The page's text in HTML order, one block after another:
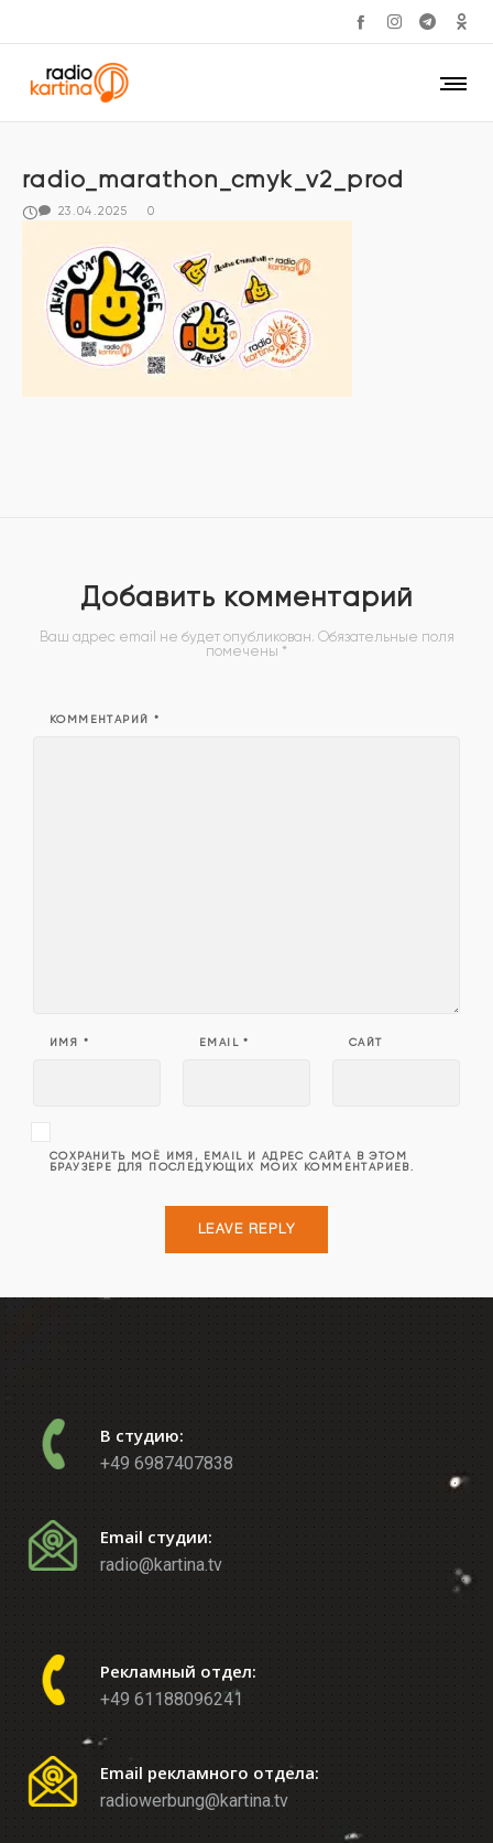
radio_marathon_cmyk_v2_prod
23.04.2025 0
Добавить комментарий
Ваш адрес email не будет опубликован. Обязательные поля
помечены *
КОММЕНТАРИЙ *
ИМЯ * EMAIL* САЙТ
СОХРАНИТЬ МОЁ ИМЯ, EMAIL И АДРЕС САЙТА В ЭТОМ
БРАУЗЕРЕ ДЛЯ ПОСЛЕДУЮЩИХ МОИХ КОММЕНТАРИЕВ.
В студию:
+49 6987407838
Email студии:
radio@kartina.tv
Рекламный отдел:
+49 61188096241
Email рекламного отдела:
radiowerbung@kartina.tv